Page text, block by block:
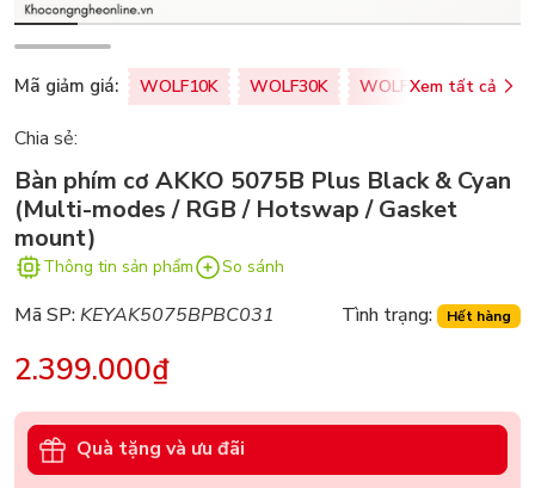
Mã giảm giá: WOLF10K WOLF30K WOLF50KXem tất cả
Chia sẻ:
Bàn phím cơ AKKO 5075B Plus Black & Cyan
(Multi-modes / RGB / Hotswap / Gasket
mount)
Thông tin sản phẩm So sánh
Mã SP:KEYAK5075BPBC031 Tình trạng: Hết hàng
2.399.000₫
Quà tặng và ưu đãi